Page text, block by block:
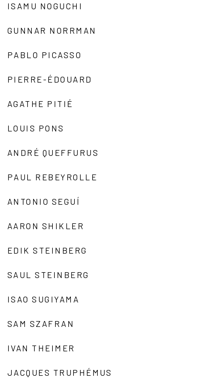
ISAMU NOGUCHI
GUNNAR NORRMAN
PABLO PICASSO
PIERRE-ÉDOUARD
AGATHE PITIÉ
LOUIS PONS
ANDRÉ QUEFFURUS
PAUL REBEYROLLE
ANTONIO SEGUÍ
AARON SHIKLER
EDIK STEINBERG
SAUL STEINBERG
ISAO SUGIYAMA
SAM SZAFRAN
IVAN THEIMER
JACQUES TRUPHÉMUS